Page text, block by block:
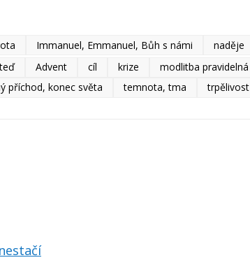
Immanuel, Emmanuel, Bůh s námi
naděje
Advent cíl krize modlitba pravidelná
příchod, konec světa temnota, tma trpělivost